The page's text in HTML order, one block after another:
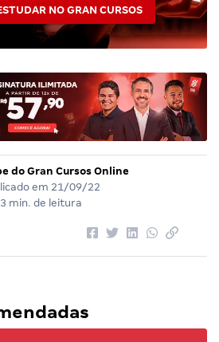
NO GRAN CURSOS
do Gran Cursos Online
em 21/09/22
3 min. de leitura